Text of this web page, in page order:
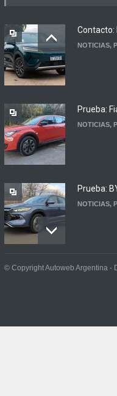
NOTICIAS
Contacto:
NOTICIAS,
Prueba:
NOTICIAS,
Prueba:
NOTICIAS,
Contacto:
© Copyright Autoweb Argentina -